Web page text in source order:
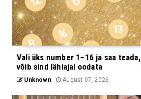
Vali üks number 1–16 ja saa
võib sind lähiajal oodata
Unknown August 07, 2026